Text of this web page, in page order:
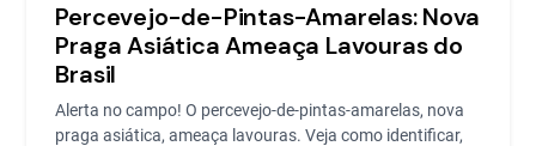
Percevejo-de-Pintas-Amarelas: Nova
Praga Asiática Ameaça Lavouras do
Brasil
Alerta no campo! O percevejo-de-pintas-amarelas, nova
praga asiática, ameaça lavouras. Veja como identificar,